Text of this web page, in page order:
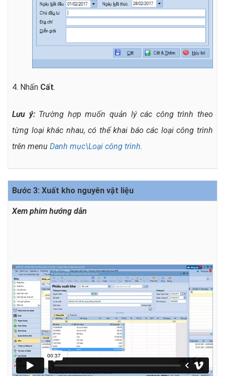
4. Nhấn Cất.
Lưu ý:Trường hợp muốn quản lý các công trình theo
từng loại khác nhau, có thể khai báo các loại công trình
trên menu Danh mục\Loại công trình.
Bước 3: Xuất kho nguyên vật liệu
Xem phim hướng dẫn